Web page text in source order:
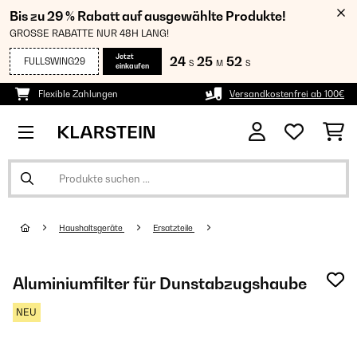
Bis zu 29 % Rabatt auf ausgewählte Produkte!
GROSSE RABATTE NUR 48H LANG!
FULLSWING29
Jetzt
einkaufen
24 S 25 M 50 S
Flexible Zahlungen Versandkostenfrei ab 100€
Haushaltsgeräte Ersatzteile
Aluminiumfilter für Dunstabzugshaube
NEU